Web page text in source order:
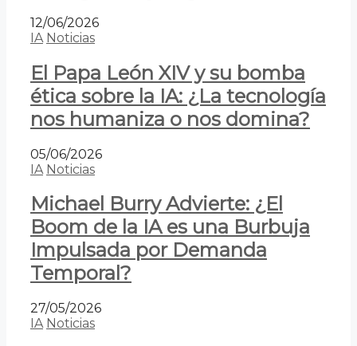
12/06/2026
IA Noticias
El Papa León XIV y su bomba
ética sobre la IA: ¿La tecnología
nos humaniza o nos domina?
05/06/2026
IA Noticias
Michael Burry Advierte: ¿El
Boom de la IA es una Burbuja
Impulsada por Demanda
Temporal?
27/05/2026
IA Noticias